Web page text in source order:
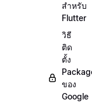
สำหรับ
Flutter
วิธี
ติด
ตั้ง
ของ
Google